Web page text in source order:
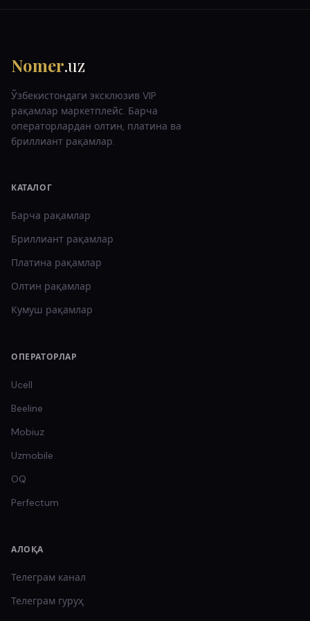
Nomer.uz
Ўзбекистондаги эксклюзив VIP
рақамлар маркетплейс. Барча
операторлардан олтин, платина ва
бриллиант рақамлар.
КАТАЛОГ
Барча рақамлар
Бриллиант рақамлар
Платина рақамлар
Олтин рақамлар
Кумуш рақамлар
ОПЕРАТОРЛАР
Ucell
Beeline
Mobiuz
Uzmobile
OQ
Perfectum
АЛОҚА
Телеграм канал
Телеграм гуруҳ